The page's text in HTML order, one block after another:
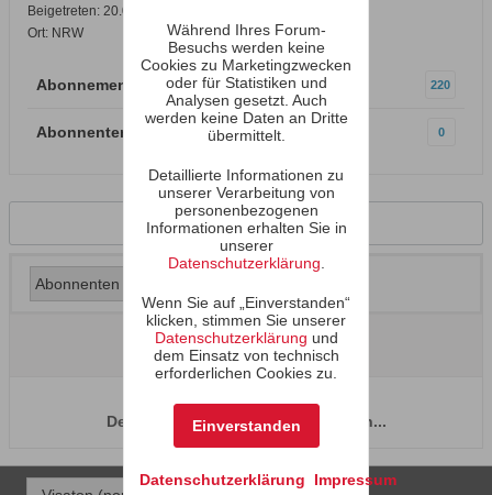
Beigetreten: 20.02.2002
Ort: NRW
Abonnements 220
Abonnenten 0
Zurück zum Profil
Der Benutzer hat keine Abonnenten...
Während Ihres Forum-
Besuchs werden keine
Cookies zu Marketingzwecken
oder für Statistiken und
Analysen gesetzt. Auch
werden keine Daten an Dritte
übermittelt.
Detaillierte Informationen zu
unserer Verarbeitung von
personenbezogenen
Informationen erhalten Sie in
unserer
Datenschutzerklärung
Wenn Sie auf „Einverstanden“
klicken, stimmen Sie unserer
Datenschutzerklärung und
dem Einsatz von technisch
erforderlichen Cookies zu.
Datenschutzerklärung Impressum
Einverstanden